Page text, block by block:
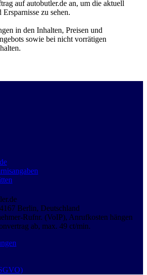
auf autobutler.de an, um die aktuell
zu sehen.
in den Inhalten, Preisen und
sowie bei nicht vorrätigen
Berlin, Deutschland
Rufnr. (VoIP), Anrufkosten hängen
ab, max. 49 ct/min.